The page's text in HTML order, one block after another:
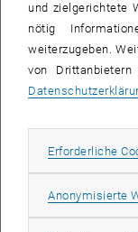
und zielgerichtete
nötig
weiterzugeben.
von
Erforderliche
Anonymisierte